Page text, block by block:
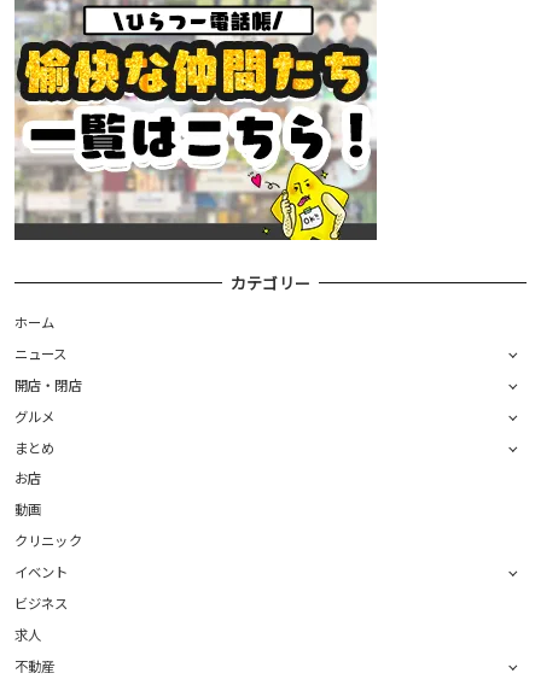
カテゴリー
ホーム
ニュース
開店・閉店
グルメ
まとめ
お店
動画
クリニック
イベント
ビジネス
求人
不動産